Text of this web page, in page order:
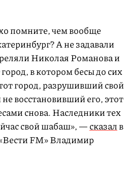
помните, чем вообще
А не задавали
Николая Романова и
в котором бесы до сих
город, разрушивший свой
восстановивший его, этот
снова. Наследники тех
свой шабаш», —сказалв
FM» Владимир